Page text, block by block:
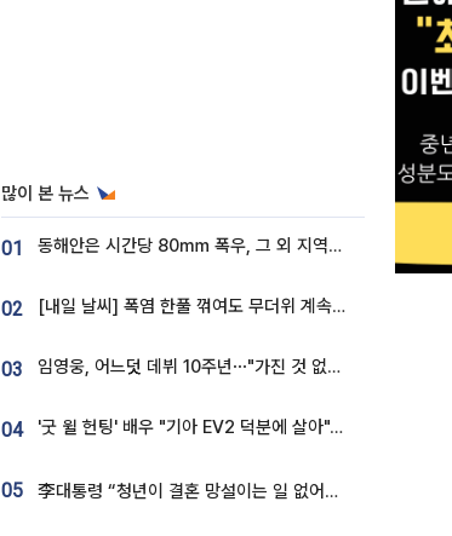
많이 본 뉴스
01 동해안은 시간당 80㎜ 폭우, 그 외 지역은 폭염…‘극과 극 날씨’
02 [내일 날씨] 폭염 한풀 꺾여도 무더위 계속⋯동해안 이틀 연속 비
03 임영웅, 어느덧 데뷔 10주년⋯"가진 것 없던 시절, 내 앞엔 20명의 팬뿐"
04 '굿 윌 헌팅' 배우 "기아 EV2 덕분에 살아"…교통사고 후 안전성 극찬
05 李대통령 “청년이 결혼 망설이는 일 없어야...제도상 불이익 조사”